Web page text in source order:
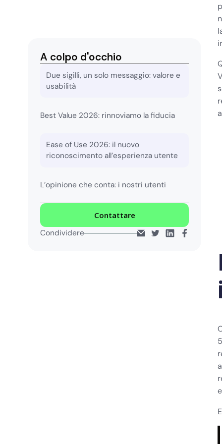
A colpo d'occhio
Due sigilli, un solo messaggio: valore e
usabilità
Best Value 2026: rinnoviamo la fiducia
Ease of Use 2026: il nuovo
riconoscimento all’esperienza utente
L’opinione che conta: i nostri utenti
Contattare
Condividere